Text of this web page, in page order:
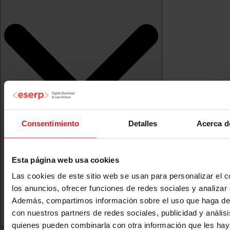
Consentimiento Detalles Acerca
Esta página web usa cookies
Las cookies de este sitio web se usan para personalizar el
los anuncios, ofrecer funciones de redes sociales y analizar
Además, compartimos información sobre el uso que haga
con nuestros partners de redes sociales, publicidad y
quienes pueden combinarla con otra información que les